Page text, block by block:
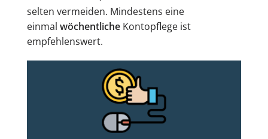
selten vermeiden. Mindestens eine
einmal wöchentlicheKontopflege ist
empfehlenswert.